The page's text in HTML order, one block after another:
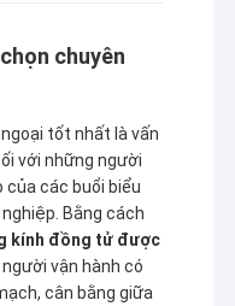
chuyên
tốt nhất là vấn
với những người
của các buổi biểu
Bằng cách
kính đồng tử được
người vận hành có
cân bằng giữa